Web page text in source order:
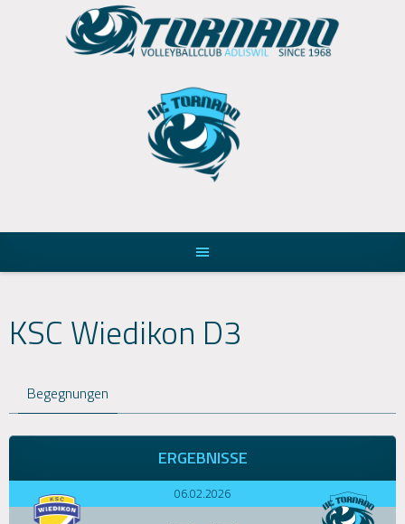
KSC Wiedikon D3
Begegnungen
ERGEBNISSE
06.02.2026